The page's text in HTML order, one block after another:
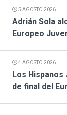
5 AGOSTO 2026
Adrián Sola
Europeo
4 AGOSTO 2026
Los
de final del